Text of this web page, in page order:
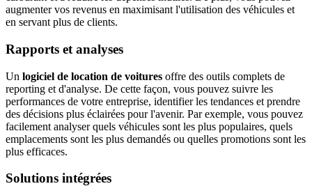
augmenter vos revenus en maximisant l'utilisation des véhicules et
en servant plus de clients.
Rapports et analyses
Un logiciel de location de voitures offre des outils complets de
reporting et d'analyse. De cette façon, vous pouvez suivre les
performances de votre entreprise, identifier les tendances et prendre
des décisions plus éclairées pour l'avenir. Par exemple, vous pouvez
facilement analyser quels véhicules sont les plus populaires, quels
emplacements sont les plus demandés ou quelles promotions sont les
plus efficaces.
Solutions intégrées